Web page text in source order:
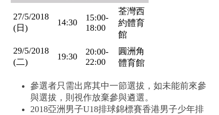
27/5/2018
(日)
14:30
15:00-
18:00
荃灣西
約體育
館
29/5/2018
(二)
19:30
20:00-
22:00
圓洲角
體育館
參選者只需出席其中一節選拔，如未能前來參
與選拔，則視作放棄參與遴選。
2018亞洲男子U18排球錦標賽香港男子少年排